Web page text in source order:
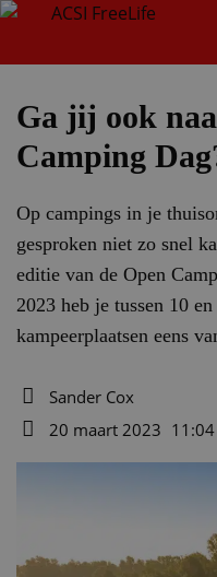
Zoeken
Ga jij ook
Camping
Op campings in je
gesproken niet zo snel
editie van de Open
2023 heb je tussen 10
kampeerplaatsen eens
Auteur
Sander Cox
20 maart 2023 11:04